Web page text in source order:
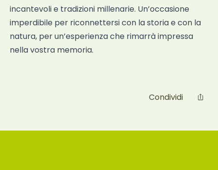
incantevoli e tradizioni millenarie. Un’occasione
imperdibile per riconnettersi con la storia e con la
natura, per un’esperienza che rimarrà impressa
nella vostra memoria.
Condividi